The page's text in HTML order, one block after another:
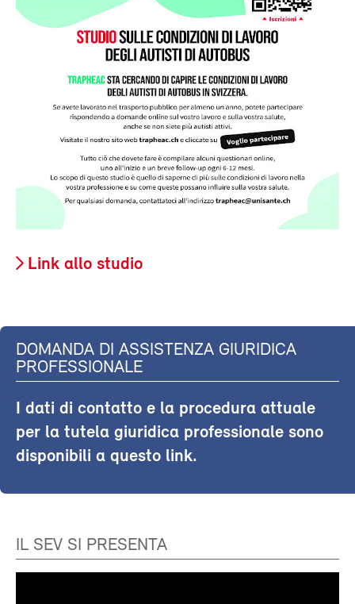
Link allo studio
DOMANDA DI ASSISTENZA GIURIDICA
PROFESSIONALE
I dati di contatto e la procedura attuale
per la tutela giuridica professionale sono
disponibili a questo link.
IL SEV SI PRESENTA